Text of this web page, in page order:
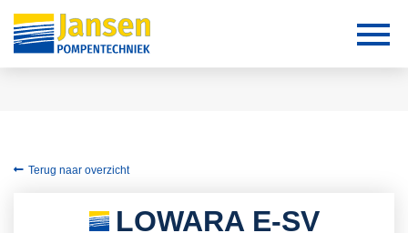
Terug naar overzicht
LOWARA E-SV